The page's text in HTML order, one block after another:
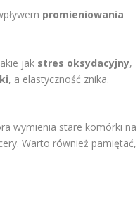
promieniowania
jak stres oksydacyjny,
, a elastyczność znika.
wymienia stare komórki na
Warto również pamiętać,